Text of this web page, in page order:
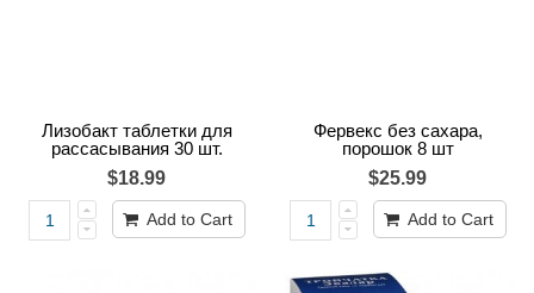
Лизобакт таблетки для
рассасывания 30 шт.
$18.99
Add to Cart
Фервекс без сахара,
порошок 8 шт
$25.99
Add to Cart